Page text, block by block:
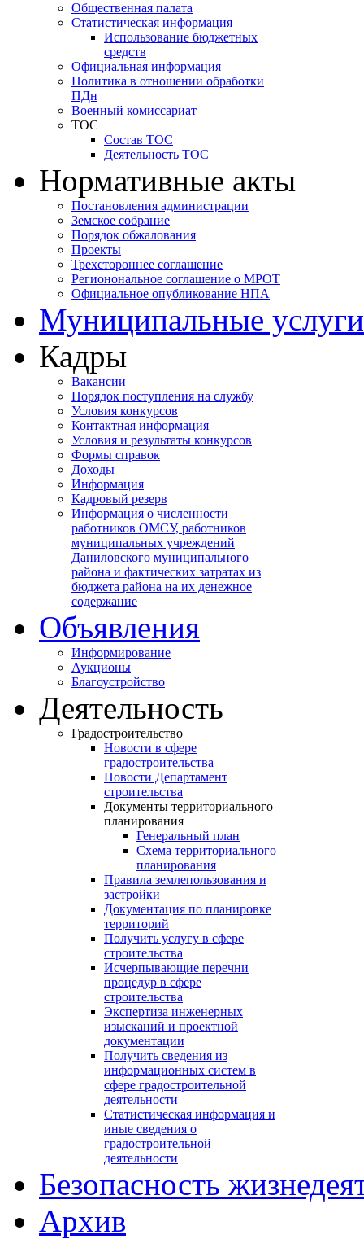
Общественная палата
Статистическая информация
Использование бюджетных
средств
Официальная информация
Политика в отношении обработки
ПДн
Военный комиссариат
ТОС
Состав ТОС
Деятельность ТОС
Нормативные акты
Постановления администрации
Земское собрание
Порядок обжалования
Проекты
Трехстороннее соглашение
Регионональное соглашение о МРОТ
Официальное опубликование НПА
Муниципальные услуги
Кадры
Вакансии
Порядок поступления на службу
Условия конкурсов
Контактная информация
Условия и результаты конкурсов
Формы справок
Доходы
Информация
Кадровый резерв
Информация о численности
работников ОМСУ, работников
муниципальных учреждений
Даниловского муниципального
района и фактических затратах из
бюджета района на их денежное
содержание
Объявления
Информирование
Аукционы
Благоустройство
Деятельность
Градостроительство
Новости в сфере
градостроительства
Новости Департамент
строительства
Документы территориального
планирования
Генеральный план
Схема территориального
планирования
Правила землепользования и
застройки
Документация по планировке
территорий
Получить услугу в сфере
строительства
Исчерпывающие перечни
процедур в сфере
строительства
Экспертиза инженерных
изысканий и проектной
документации
Получить сведения из
информационных систем в
сфере градостроительной
деятельности
Статистическая информация и
иные сведения о
градостроительной
деятельности
Безопасность
Архив